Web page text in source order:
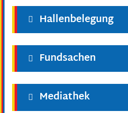
Hallenbelegung
Fundsachen
Mediathek